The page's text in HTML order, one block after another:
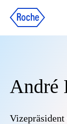
André